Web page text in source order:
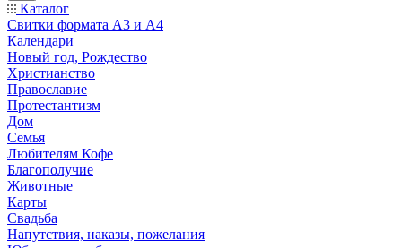
Каталог
Свитки формата А3 и А4
Календари
Новый год, Рождество
Христианство
Православие
Протестантизм
Дом
Семья
Любителям Кофе
Благополучие
Животные
Карты
Свадьба
Напутствия, наказы, пожелания